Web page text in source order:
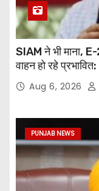
SIAM ने भी माना,
वाहन हो रहे
Aug 6, 2026
PUNJAB NEWS